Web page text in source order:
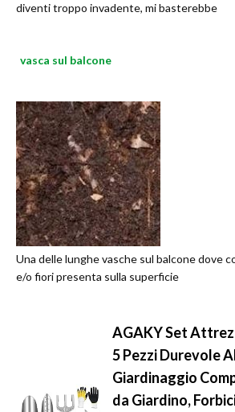
diventi troppo invadente, mi basterebbe
vasca sul balcone
Una delle lunghe vasche sul balcone dove
e/o fiori presenta sulla superficie
AGAKY Set
5 Pezzi Durevole
Giardinaggio
da Giardino,